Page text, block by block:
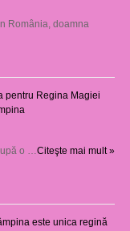
România, doamna
pentru Regina Magiei
o … Citeşte mai mult »
este unica regină